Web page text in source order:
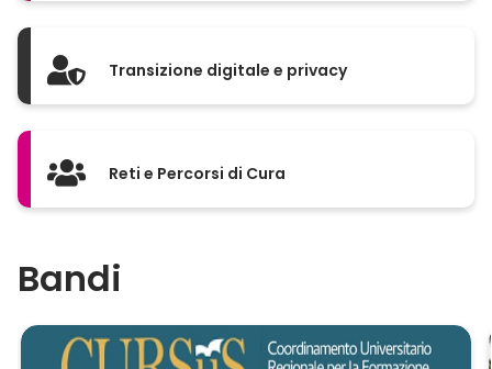
Transizione digitale e privacy
Reti e Percorsi di Cura
Bandi